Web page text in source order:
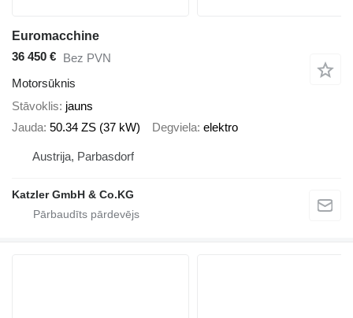
Euromacchine
36 450 € Bez PVN
Motorsūknis
Stāvoklis jauns
Jauda 50.34 ZS (37 kW) Degviela elektro
Austrija, Parbasdorf
Katzler GmbH & Co.KG